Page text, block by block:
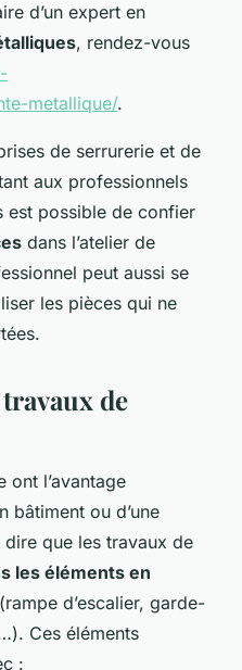
d’un expert en
, rendez-vous
metallique/.
de serrurerie et de
aux professionnels
est possible de confier
dans l’atelier de
peut aussi se
les pièces qui ne
de
ont l’avantage
bâtiment ou d’une
que les travaux de
les éléments en
(rampe d’escalier, garde-
Ces éléments
: